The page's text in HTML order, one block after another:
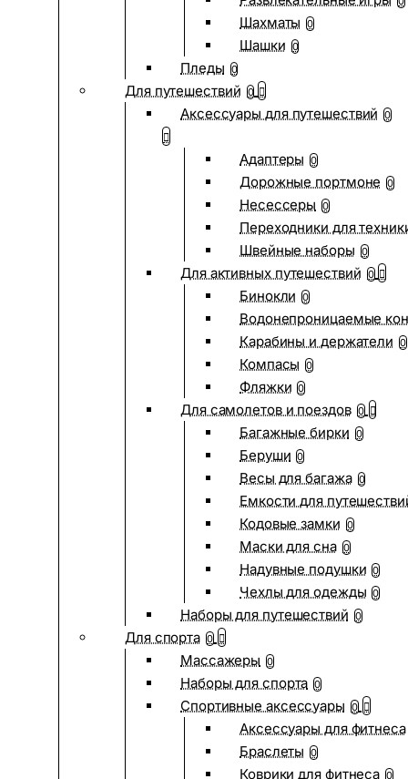
Шахматы 0
Шашки 0
Пледы 0
Для путешествий 0
Аксессуары для путешествий 0
Адаптеры 0
Дорожные портмоне 0
Несессеры 0
Переходники для
Швейные наборы 0
Для активных путешествий 0
Бинокли 0
Водонепроницаемые
Карабины и держатели 0
Компасы 0
Фляжки 0
Для самолетов и поездов 0
Багажные бирки 0
Беруши 0
Весы для багажа 0
Емкости для
Кодовые замки 0
Маски для сна 0
Надувные подушки 0
Чехлы для одежды 0
Наборы для путешествий 0
Для спорта 0
Массажеры 0
Наборы для спорта 0
Спортивные аксессуары 0
Аксессуары для фитнеса
Браслеты 0
Коврики для фитнеса 0